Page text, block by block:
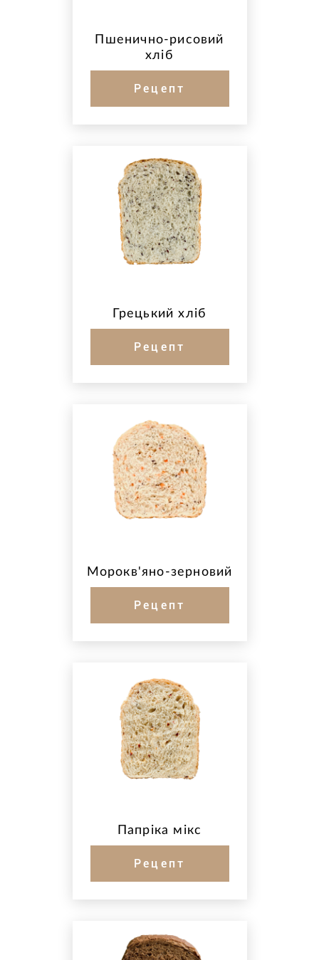
Пшенично-рисовий
хліб
Рецепт
Грецький хліб
Рецепт
Морокв'яно-зерновий
Рецепт
Папріка мікс
Рецепт